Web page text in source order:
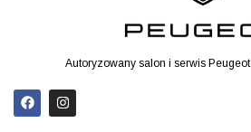
Autoryzowany salon i serwis